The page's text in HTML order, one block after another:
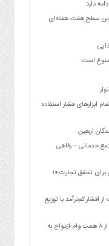
دارد
سطح هفت هفته‌ای
است
ابزارهای فشار استفاده
اربعین
رفاهی جاده‌ای با احداث ۵۹۸ مجتمع خدماتی – رفاهی
امضای یادداشت تفاهم همکاری ایران و پاکستان برای تحقق تجارت ۱۰
از اقشار کم‌درآمد با توزیع
در چهار ماه نخست ۱۴۰۵ رقم خورد؛ پرداخت بیش از ۸ همت وام ازدواج به